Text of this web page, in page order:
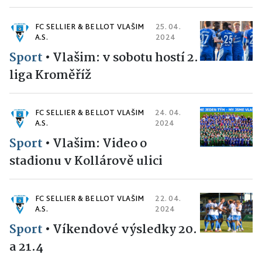
FC SELLIER & BELLOT VLAŠIM
A.S.
25. 04.
2024
Sport • Vlašim: v sobotu hostí 2.
liga Kroměříž
FC SELLIER & BELLOT VLAŠIM
A.S.
24. 04.
2024
Sport • Vlašim: Video o
stadionu v Kollárově ulici
FC SELLIER & BELLOT VLAŠIM
A.S.
22. 04.
2024
Sport • Víkendové výsledky 20.
a 21.4